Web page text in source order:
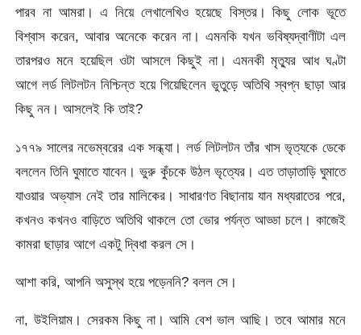
পারব না আমরা। এ নিয়ে লেখালেখিও হয়েছে বিস্তর। কিছু লোক ভূতে
বিশ্বাস করেন, আবার অনেকে করেন না। এমনকি যখন ভবিষ্যদ্বাণীটা এল
তারপরও মনে হয়েছিল ওটা আসলে কিছুই না। এমনকী মৃত্যুর আধ ঘণ্টা
আগে লর্ড লিটলটন নিশ্চিন্ত হয়ে গিয়েছিলেন ভুতুড়ে অতিথি স্বপ্ন ছাড়া আর
কিছু নন। আসলেই কি তাই?
১৭৭৯ সালের নভেম্বরের এক সন্ধ্যা। লর্ড লিটলটন তাঁর খাস ভৃত্যকে ডেকে
বললেন তিনি ঘুমাতে যাবেন। ভুরু কুঁচকে উঠল ভৃত্যের। এত তাড়াতাড়ি ঘুমাতে
যাওয়ার অভ্যাস নেই তার মালিকের। সাধারণত বিছানায় যান মধ্যরাতের পরে,
কখনও কখনও বাড়িতে অতিথি থাকলে তো ভোর পর্যন্ত আড্ডা চলে। কাজেই
কামরা ছাড়ার আগে একটু দ্বিধা করল সে।
আশা করি, আপনি অসুস্থ হয়ে পড়েননি? বলল সে।
না, উইলিয়াম। সেরকম কিছু না। আমি বেশ ভাল আছি। তবে আমার মনে